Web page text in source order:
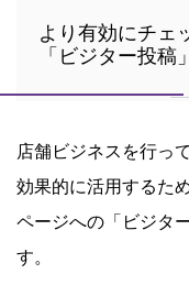
より有効にチェ
「ビジター投稿
店舗ビジネスを行っ
効果的に活用するた
ページへの「ビジタ
す。